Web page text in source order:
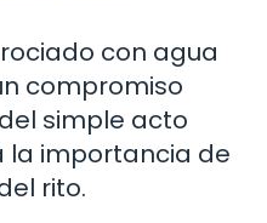
con agua
compromiso
simple acto
la importancia de
rito.